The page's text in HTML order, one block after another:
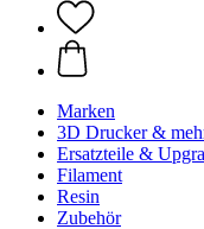
Marken
3D Drucker &
Ersatzteile &
Filament
Resin
Zubehör